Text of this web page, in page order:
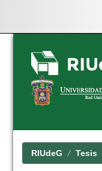
Skip
navigation
RIUdeG Tesis